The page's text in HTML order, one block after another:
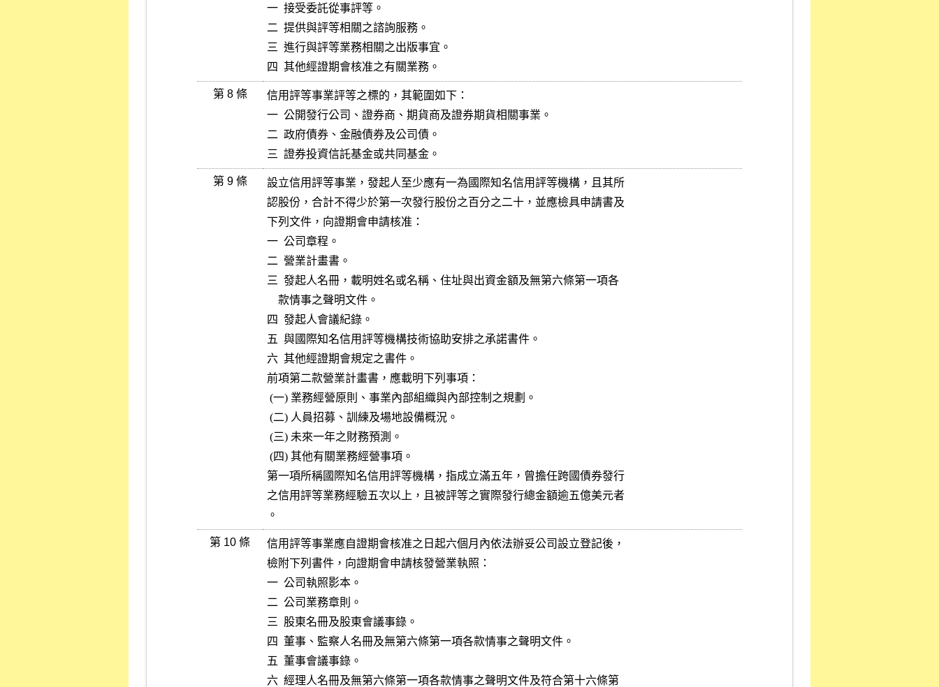
一  接受委託從事評等。
二  提供與評等相關之諮詢服務。
三  進行與評等業務相關之出版事宜。
四  其他經證期會核准之有關業務。
第 8 條
信用評等事業評等之標的，其範圍如下：
一  公開發行公司、證券商、期貨商及證券期貨相關事業。
二  政府債券、金融債券及公司債。
三  證券投資信託基金或共同基金。
第 9 條
設立信用評等事業，發起人至少應有一為國際知名信用評等機構，且其所
認股份，合計不得少於第一次發行股份之百分之二十，並應檢具申請書及
下列文件，向證期會申請核准：
一  公司章程。
二  營業計畫書。
三  發起人名冊，載明姓名或名稱、住址與出資金額及無第六條第一項各
四  發起人會議紀錄。
五  與國際知名信用評等機構技術協助安排之承諾書件。
六  其他經證期會規定之書件。
前項第二款營業計畫書，應載明下列事項：
第一項所稱國際知名信用評等機構，指成立滿五年，曾擔任跨國債券發行
之信用評等業務經驗五次以上，且被評等之實際發行總金額逾五億美元者
。
第 10 條
信用評等事業應自證期會核准之日起六個月內依法辦妥公司設立登記後，
檢附下列書件，向證期會申請核發營業執照：
一  公司執照影本。
二  公司業務章則。
三  股東名冊及股東會議事錄。
四  董事、監察人名冊及無第六條第一項各款情事之聲明文件。
五  董事會議事錄。
六  經理人名冊及無第六條第一項各款情事之聲明文件及符合第十六條第